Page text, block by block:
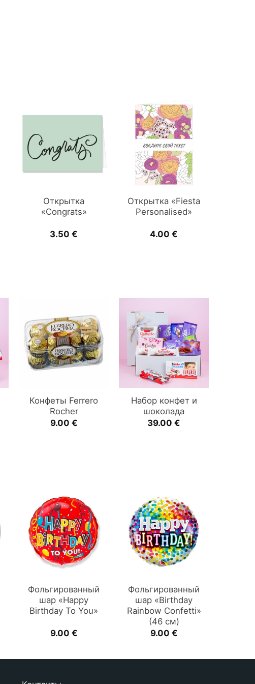
Открытка
«Congrats»
3.50€
Открытка «Fiesta
Personalised»
4.00€
Конфеты Ferrero
Rocher
9.00 €
Набор конфет и
шоколада
39.00€
Фольгированный
шар «Happy
Birthday To You»
9.00 €
Фольгированный
шар «Birthday
Rainbow Confetti»
(46 см)
9.00 €